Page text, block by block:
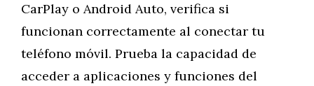
CarPlay o Android Auto, verifica si
funcionan correctamente al conectar tu
teléfono móvil. Prueba la capacidad de
acceder a aplicaciones y funciones del